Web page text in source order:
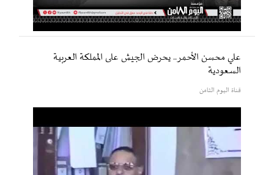
علي محسن الأحمر.. يحرض الجيش على المملكة العربية
السعودية
قناة اليوم الثامن